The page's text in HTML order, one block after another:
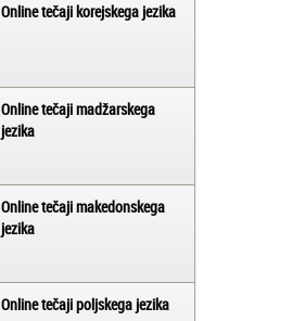
Online tečaji korejskega jezika
Online tečaji madžarskega
jezika
Online tečaji makedonskega
jezika
Online tečaji poljskega jezika